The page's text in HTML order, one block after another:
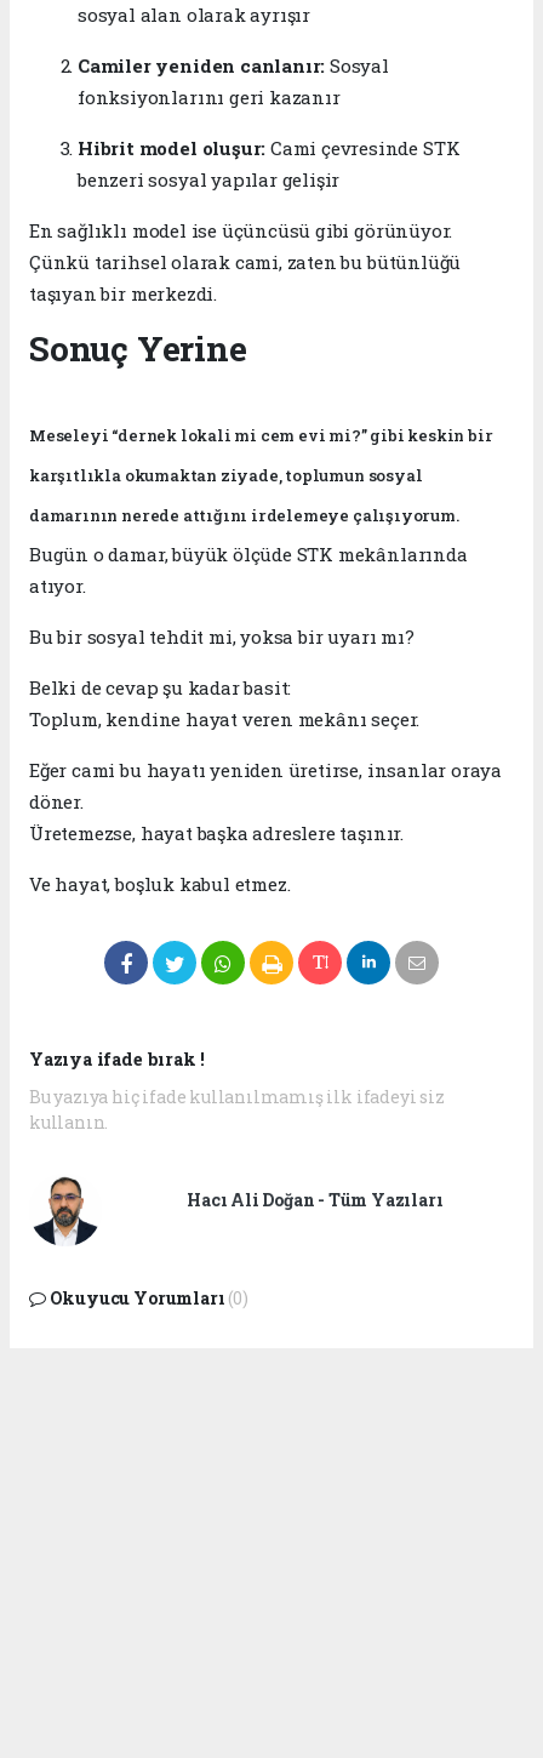
sosyal alan olarak ayrışır
Camiler yeniden canlanır: Sosyal
fonksiyonlarını geri kazanır
Hibrit model oluşur: Cami çevresinde STK
benzeri sosyal yapılar gelişir
En sağlıklı model ise üçüncüsü gibi görünüyor.
Çünkü tarihsel olarak cami, zaten bu bütünlüğü
taşıyan bir merkezdi.
Sonuç Yerine
Meseleyi “dernek lokali mi cem evi mi?” gibi keskin bir
karşıtlıkla okumaktan ziyade, toplumun sosyal
damarının nerede attığını irdelemeye çalışıyorum.
Bugün o damar, büyük ölçüde STK mekânlarında
atıyor.
Bu bir sosyal tehdit mi, yoksa bir uyarı mı?
Belki de cevap şu kadar basit:
Toplum, kendine hayat veren mekânı seçer.
Eğer cami bu hayatı yeniden üretirse, insanlar oraya
döner.
Üretemezse, hayat başka adreslere taşınır.
Ve hayat, boşluk kabul etmez.
Yazıya ifade bırak !
Bu yazıya hiç ifade kullanılmamış ilk ifadeyi siz
kullanın.
Hacı Ali Doğan - Tüm Yazıları
Okuyucu Yorumları (0)